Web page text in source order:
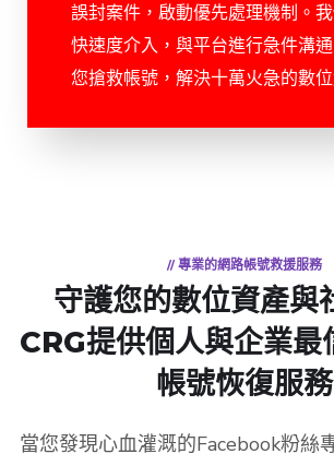
誤封案件，啟動優先處理機制。
快速度介入，與平台進行急件溝
您搶救帳號，解決十萬火急的數位
// 專業的網路帳號救援服務
守護您的數位資產與
CRG提供個人與企業最
帳號恢復服務
當您發現心血灌溉的Facebook粉絲